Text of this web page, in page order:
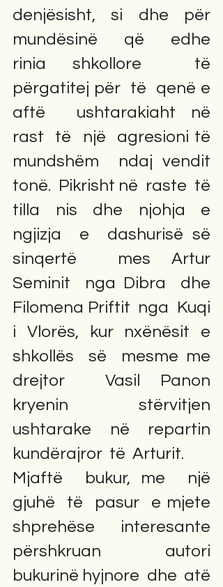
denjësisht,  si  dhe  për
mundësinë  që  edhe
rinia shkollore  të
përgatitej për  të  qenë e
aftë  ushtarakiaht në
rast  të  një  agresioni të
mundshëm  ndaj vendit
tonë.  Pikrisht në  raste  të
tilla  nis  dhe  njohja  e
ngjizja  e  dashurisë së
sinqertë  mes Artur
Seminit  nga Dibra  dhe
Filomena Priftit  nga  Kuqi
i  Vlorës,  kur  nxënësit  e
shkollës  së  mesme me
drejtor  Vasil Panon
kryenin  stërvitjen
ushtarake  në  repartin
Mjaftë  bukur, me  një
gjuhë  të  pasur  e mjete
shprehëse  interesante
përshkruan  autori
bukurinë hyjnore  dhe  atë